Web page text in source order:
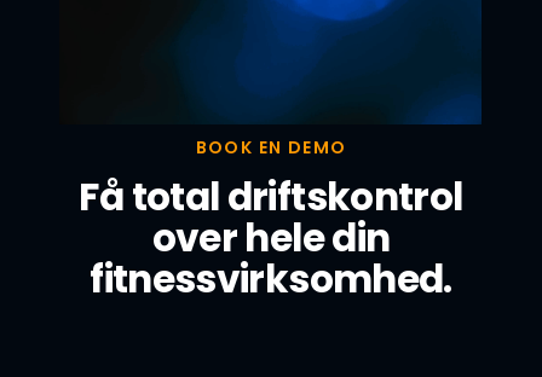
BOOK EN DEMO
Få total driftskontrol
over hele din
fitnessvirksomhed.